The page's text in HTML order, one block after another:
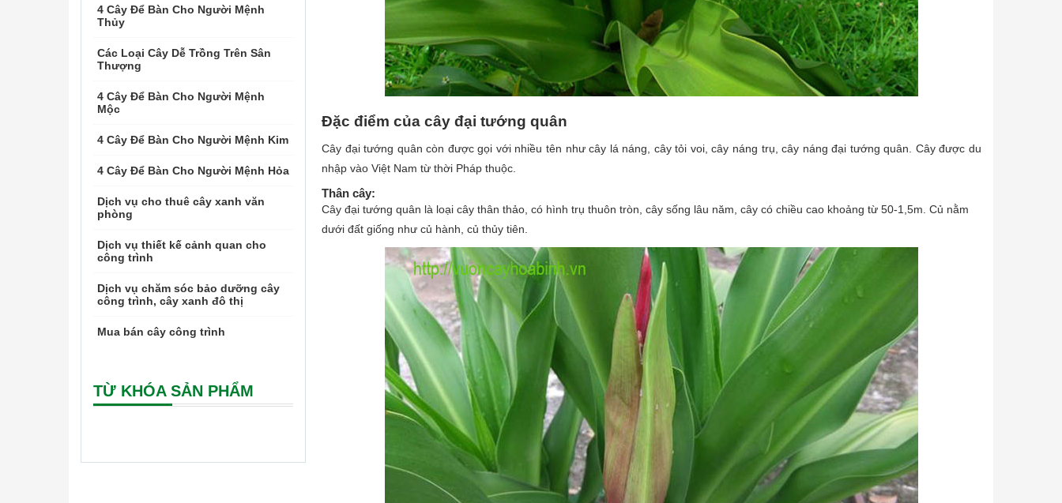
Đặc điểm của cây đại tướng quân
Cây đại tướng quân còn được gọi với nhiều tên như cây lá náng, cây tỏi voi, cây náng trụ, cây náng đại tướng quân. Cây được du
nhập vào Việt Nam từ thời Pháp thuộc.
Thân cây:
Cây đại tướng quân là loại cây thân thảo, có hình trụ thuôn tròn, cây sống lâu năm, cây có chiều cao khoảng từ 50-1,5m. Củ nằm
dưới đất giống như củ hành, củ thủy tiên.
4 Cây Để Bàn Cho Người Mệnh
Thủy
Các Loại Cây Dễ Trồng Trên Sân
Thượng
4 Cây Để Bàn Cho Người Mệnh
Mộc
4 Cây Để Bàn Cho Người Mệnh Kim
4 Cây Để Bàn Cho Người Mệnh Hỏa
Dịch vụ cho thuê cây xanh văn
phòng
Dịch vụ thiết kế cảnh quan cho
công trình
Dịch vụ chăm sóc bảo dưỡng cây
công trình, cây xanh đô thị
Mua bán cây công trình
TỪ KHÓA SẢN PHẨM